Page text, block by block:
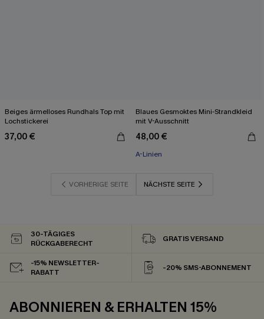
Beiges ärmelloses Rundhals Top mit
Lochstickerei
37,00 €
Blaues Gesmoktes Mini-Strandkleid
mit V-Ausschnitt
48,00 €
A-Linien
VORHERIGE SEITE NÄCHSTE SEITE
30-TÄGIGES
RÜCKGABERECHT
GRATIS VERSAND
-15% NEWSLETTER-
RABATT
-20% SMS-ABONNEMENT
ABONNIEREN & ERHALTEN 15%